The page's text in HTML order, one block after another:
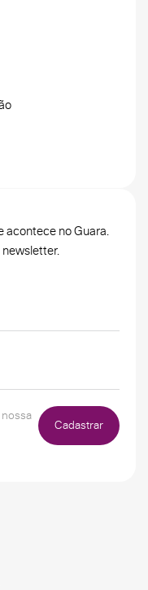
acontece no Guara.
Cadastrar